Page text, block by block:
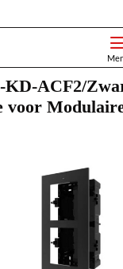
KD-ACF2/
voor